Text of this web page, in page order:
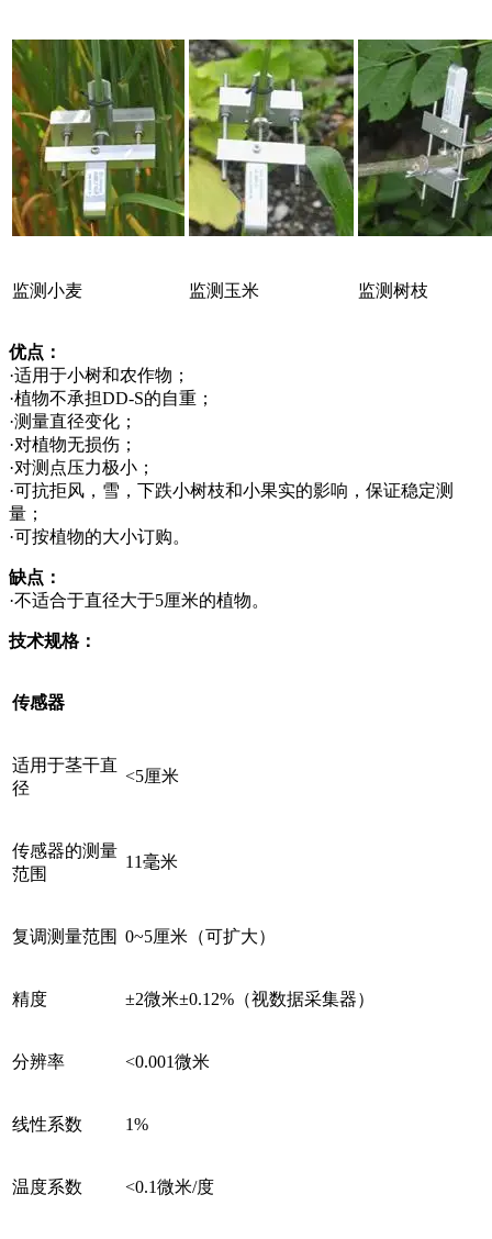
监测小麦 监测玉米 监测树枝
优点：
·适用于小树和农作物；
·植物不承担DD-S的自重；
·测量直径变化；
·对植物无损伤；
·对测点压力极小；
·可抗拒风，雪，下跌小树枝和小果实的影响，保证稳定测
量；
·可按植物的大小订购。
缺点：
·不适合于直径大于5厘米的植物。
技术规格：
传感器
适用于茎干直
径
<5厘米
传感器的测量
范围
11毫米
复调测量范围 0~5厘米（可扩大）
精度 ±2微米±0.12%（视数据采集器）
分辨率 <0.001微米
线性系数 1%
温度系数 <0.1微米/度